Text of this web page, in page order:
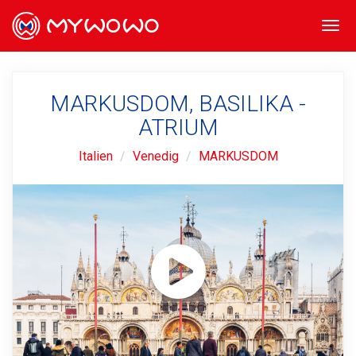
MARKUSDOM, BASILIKA -
ATRIUM
Italien Venedig MARKUSDOM